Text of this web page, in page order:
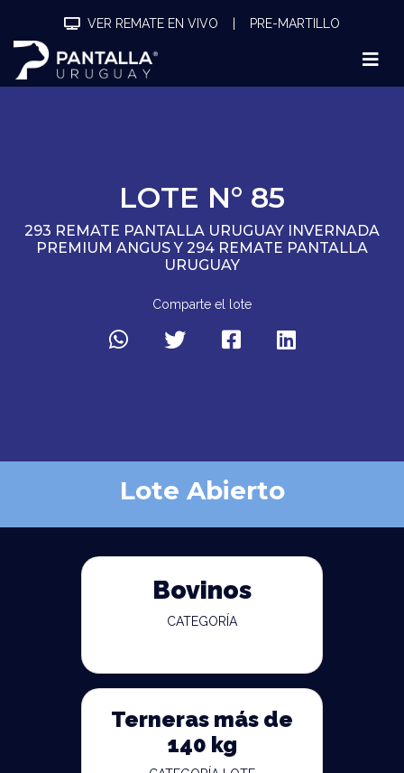
VER REMATE EN VIVO PRE-MARTILLO
LOTE N° 85
293 REMATE PANTALLA URUGUAY INVERNADA
PREMIUM ANGUS Y 294 REMATE PANTALLA
URUGUAY
Comparte el lote
Lote Abierto
Bovinos
CATEGORÍA
Terneras más de
140 kg